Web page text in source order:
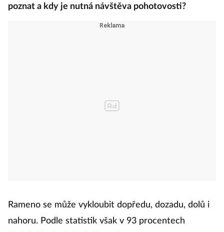
poznat a kdy je nutná návštěva pohotovosti?
Rameno se může vykloubit dopředu, dozadu, dolů i
nahoru. Podle statistik však v 93 procentech